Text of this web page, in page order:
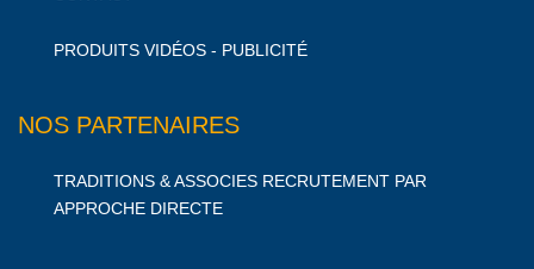
PRODUITS VIDÉOS - PUBLICITÉ
NOS PARTENAIRES
TRADITIONS & ASSOCIES RECRUTEMENT PAR
APPROCHE DIRECTE